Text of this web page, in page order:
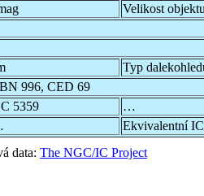
Velikost
Typ
996, CED 69
5359
…
Ekvivalentní
data: The NGC/IC Project